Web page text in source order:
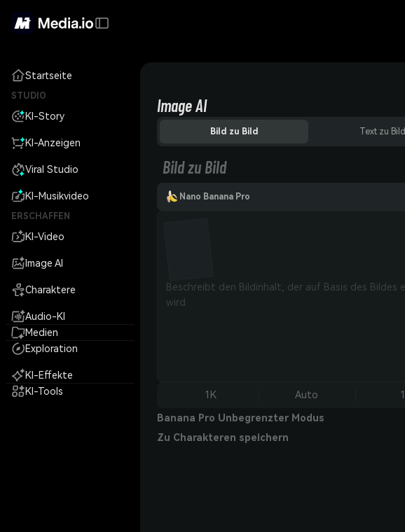
Startseite
STUDIO
KI-Story
KI-Anzeigen
Viral Studio
KI-Musikvideo
ERSCHAFFEN
KI-Video
Image AI
Charaktere
Audio-KI
Medien
Exploration
KI-Effekte
KI-Tools
Image AI
Bild zu Bild Text zu Bild
Bild zu Bild
Nano Banana Pro
1K Auto 1
Banana Pro Unbegrenzter Modus
Zu Charakteren speichern